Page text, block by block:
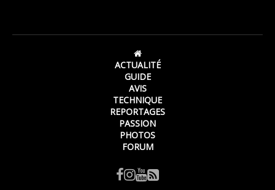
ACTUALITÉ
GUIDE
AVIS
TECHNIQUE
REPORTAGES
PASSION
PHOTOS
FORUM